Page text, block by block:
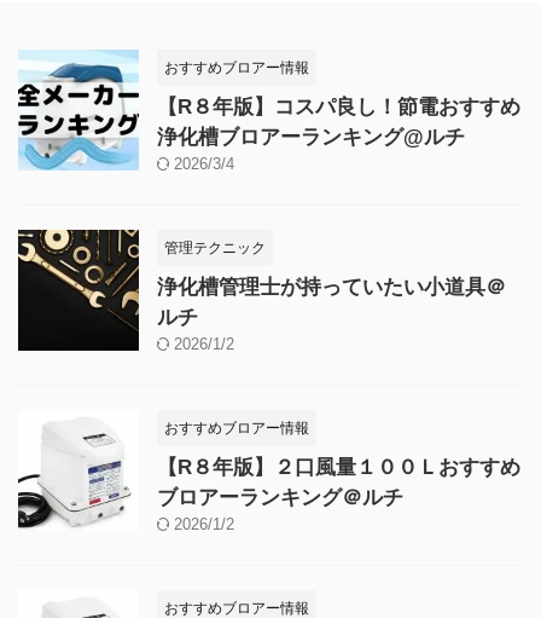
おすすめブロアー情報
【R８年版】コスパ良し！節電おすすめ
浄化槽ブロアーランキング@ルチ
2026/3/4
管理テクニック
浄化槽管理士が持っていたい小道具＠
ルチ
2026/1/2
おすすめブロアー情報
【R８年版】２口風量１００Ｌおすすめ
ブロアーランキング＠ルチ
2026/1/2
おすすめブロアー情報